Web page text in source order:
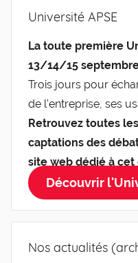
Université APSE
La toute première
13/14/15
Trois jours pour
de l'entreprise, ses
Retrouvez toutes
captations des
site web dédié à
Découvrir
Nos actualités